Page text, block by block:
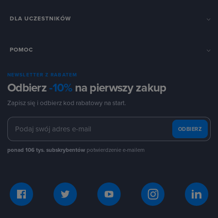
DLA UCZESTNIKÓW
POMOC
NEWSLETTER Z RABATEM
Odbierz-10%na pierwszy zakup
Zapisz się i odbierz kod rabatowy na start.
ODBIERZ
ponad 106 tys. subskrybentów potwierdzenie e-mailem